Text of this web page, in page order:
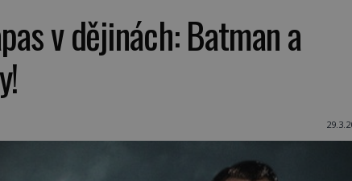
v dějinách: Batman a